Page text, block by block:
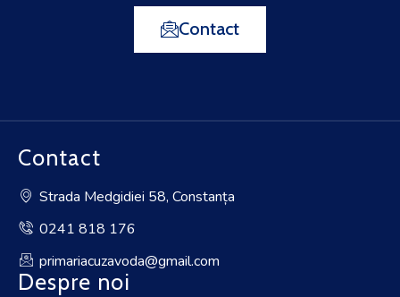
Contact
Contact
Strada Medgidiei 58, Constanța
0241 818 176
primariacuzavoda@gmail.com
Despre noi